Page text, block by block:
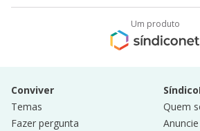
Um produto
Conviver
Temas
Fazer pergunta
Quem
Anuncie